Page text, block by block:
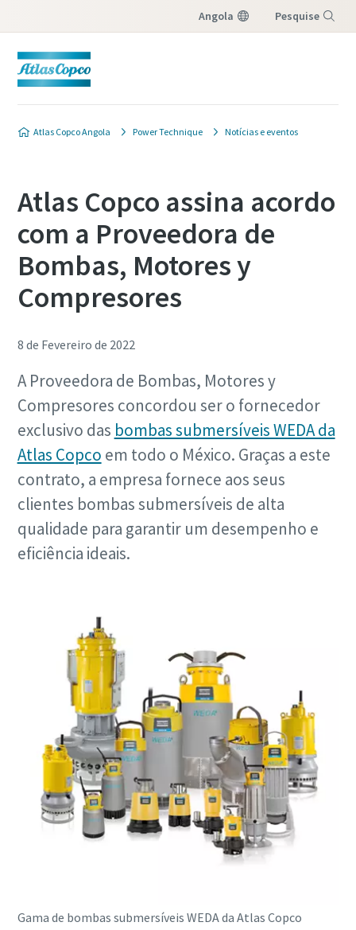
Angola Pesquise
Atlas Copco Angola Power Technique Notícias e eventos
Atlas Copco assina acordo
com a Proveedora de
Bombas, Motores y
Compresores
8 de Fevereiro de 2022
A Proveedora de Bombas, Motores y
Compresores concordou ser o fornecedor
exclusivo das bombas submersíveis WEDA da
Atlas Copco em todo o México. Graças a este
contrato, a empresa fornece aos seus
clientes bombas submersíveis de alta
qualidade para garantir um desempenho e
eficiência ideais.
Gama de bombas submersíveis WEDA da Atlas Copco